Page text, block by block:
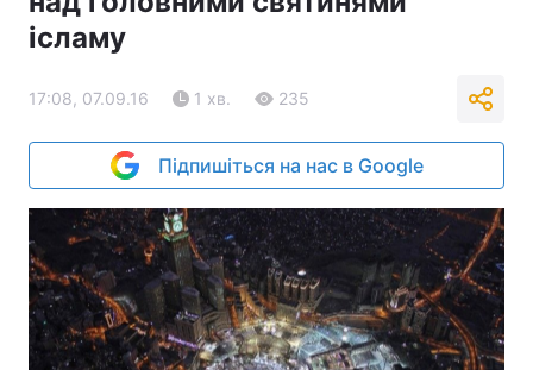
ісламу
17:08, 07.09.16 1 хв. 235
Підпишіться на нас в Google